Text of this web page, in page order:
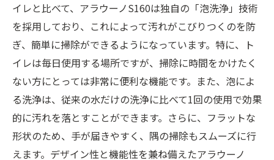
イレと比べて、アラウーノS160は独自の「泡洗浄」技術
を採用しており、これによって汚れがこびりつくのを防
ぎ、簡単に掃除ができるようになっています。特に、ト
イレは毎日使用する場所ですが、掃除に時間をかけたく
ない方にとっては非常に便利な機能です。また、泡によ
る洗浄は、従来の水だけの洗浄に比べて1回の使用で効果
的に汚れを落とすことができます。さらに、フラットな
形状のため、手が届きやすく、隅の掃除もスムーズに行
えます。デザイン性と機能性を兼ね備えたアラウーノ